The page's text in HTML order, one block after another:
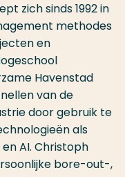
zich sinds 1992 in
methodes
en
Havenstad
van de
door gebruik te
als
AI. Christoph
bore-out-,